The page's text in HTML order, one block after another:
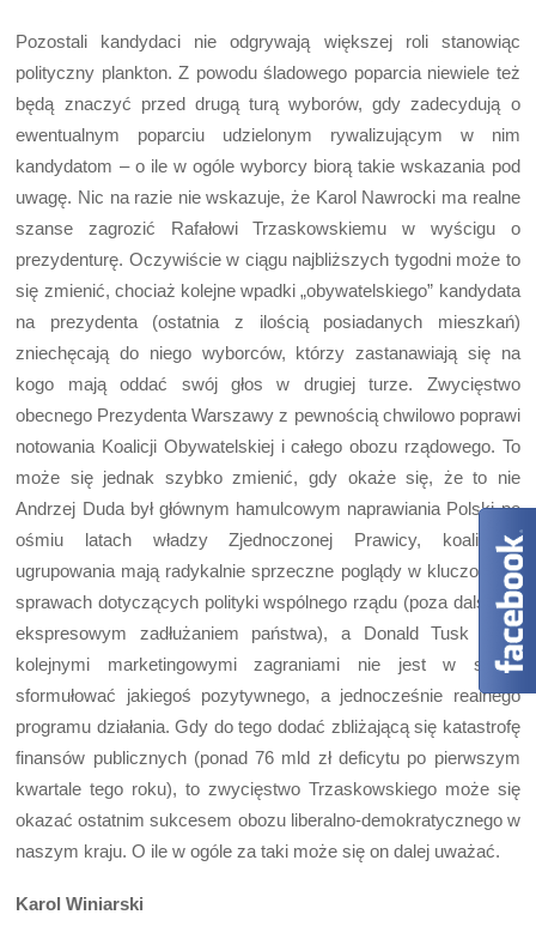
Pozostali kandydaci nie odgrywają większej roli stanowiąc
polityczny plankton. Z powodu śladowego poparcia niewiele też
będą znaczyć przed drugą turą wyborów, gdy zadecydują o
ewentualnym poparciu udzielonym rywalizującym w nim
kandydatom – o ile w ogóle wyborcy biorą takie wskazania pod
uwagę. Nic na razie nie wskazuje, że Karol Nawrocki ma realne
szanse zagrozić Rafałowi Trzaskowskiemu w wyścigu o
prezydenturę. Oczywiście w ciągu najbliższych tygodni może to
się zmienić, chociaż kolejne wpadki „obywatelskiego” kandydata
na prezydenta (ostatnia z ilością posiadanych mieszkań)
zniechęcają do niego wyborców, którzy zastanawiają się na
kogo mają oddać swój głos w drugiej turze. Zwycięstwo
obecnego Prezydenta Warszawy z pewnością chwilowo poprawi
notowania Koalicji Obywatelskiej i całego obozu rządowego. To
może się jednak szybko zmienić, gdy okaże się, że to nie
Andrzej Duda był głównym hamulcowym naprawiania Polski po
ośmiu latach władzy Zjednoczonej Prawicy, koalicyjne
ugrupowania mają radykalnie sprzeczne poglądy w kluczowych
sprawach dotyczących polityki wspólnego rządu (poza dalszym
ekspresowym zadłużaniem państwa), a Donald Tusk poza
kolejnymi marketingowymi zagraniami nie jest w stanie
sformułować jakiegoś pozytywnego, a jednocześnie realnego
programu działania. Gdy do tego dodać zbliżającą się katastrofę
finansów publicznych (ponad 76 mld zł deficytu po pierwszym
kwartale tego roku), to zwycięstwo Trzaskowskiego może się
okazać ostatnim sukcesem obozu liberalno-demokratycznego w
naszym kraju. O ile w ogóle za taki może się on dalej uważać.
Karol Winiarski